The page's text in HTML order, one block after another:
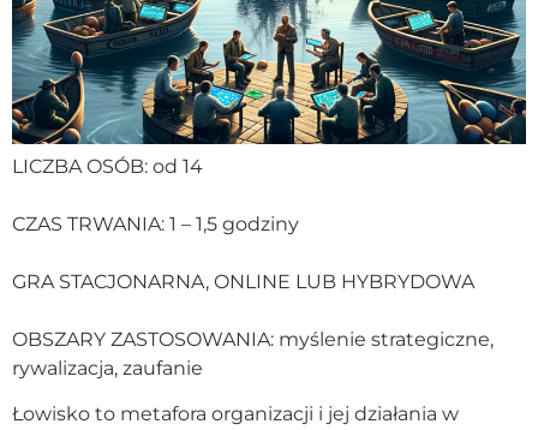
LICZBA OSÓB: od 14
CZAS TRWANIA: 1 – 1,5 godziny
GRA STACJONARNA, ONLINE LUB HYBRYDOWA
OBSZARY ZASTOSOWANIA: myślenie strategiczne,
rywalizacja, zaufanie
Łowisko to metafora organizacji i jej działania w